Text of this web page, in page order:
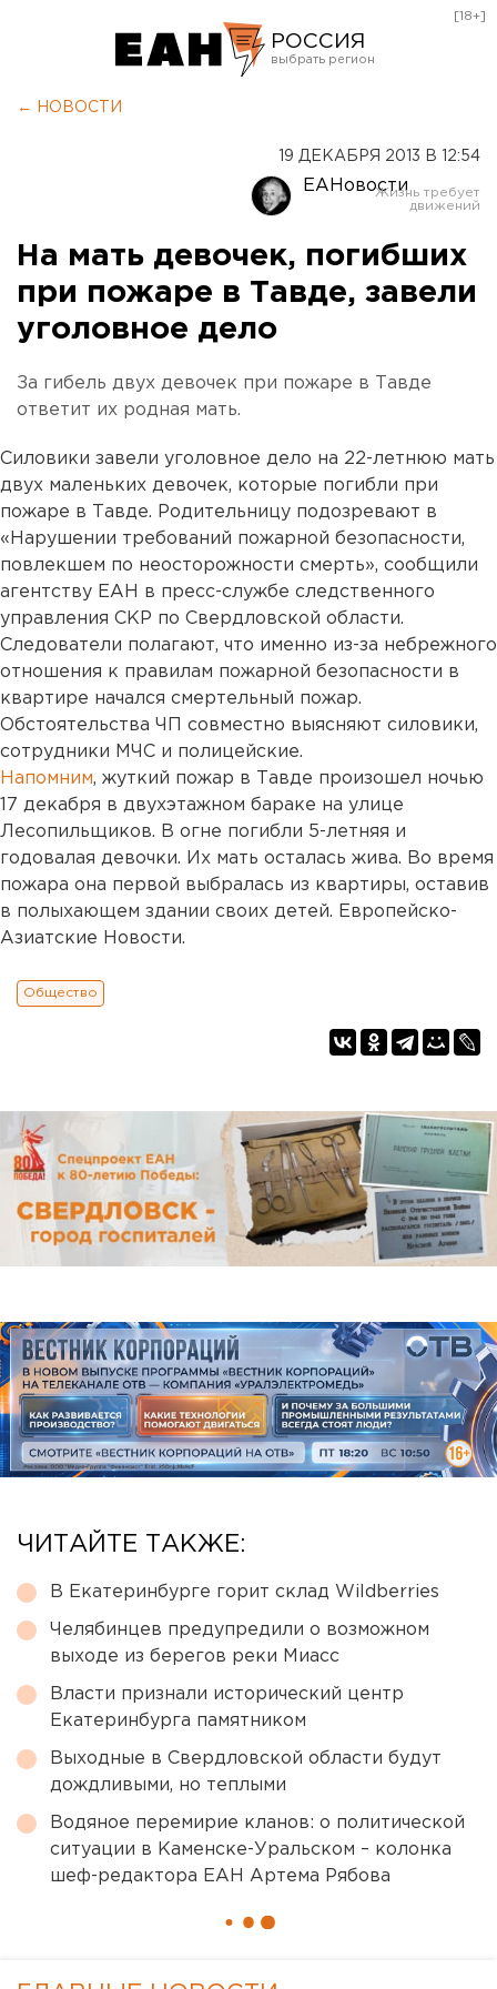
РОССИЯ
Оренбург
[18+]
← НОВОСТИ
19 ДЕКАБРЯ 2013 В 12:54
ЕАНовости
На мать девочек, погибших
при пожаре в Тавде, завели
уголовное дело
За гибель двух девочек при пожаре в Тавде
ответит их родная мать.
Силовики завели уголовное дело на 22-летнюю мать
двух маленьких девочек, которые погибли при
пожаре в Тавде. Родительницу подозревают в
«Нарушении требований пожарной безопасности,
повлекшем по неосторожности смерть», сообщили
агентству ЕАН в пресс-службе следственного
управления СКР по Свердловской области.
Следователи полагают, что именно из-за небрежного
отношения к правилам пожарной безопасности в
квартире начался смертельный пожар.
Обстоятельства ЧП совместно выясняют силовики,
сотрудники МЧС и полицейские.
Напомним, жуткий пожар в Тавде произошел ночью
17 декабря в двухэтажном бараке на улице
Лесопильщиков. В огне погибли 5-летняя и
годовалая девочки. Их мать осталась жива. Во время
пожара она первой выбралась из квартиры, оставив
в полыхающем здании своих детей. Европейско-
Азиатские Новости.
Общество
ЧИТАЙТЕ ТАКЖЕ:
В Екатеринбурге горит склад Wildberries
Челябинцев предупредили о возможном
выходе из берегов реки Миасс
Власти признали исторический центр
Екатеринбурга памятником
Выходные в Свердловской области будут
дождливыми, но теплыми
Водяное перемирие кланов: о политической
ситуации в Каменске-Уральском – колонка
шеф-редактора ЕАН Артема Рябова